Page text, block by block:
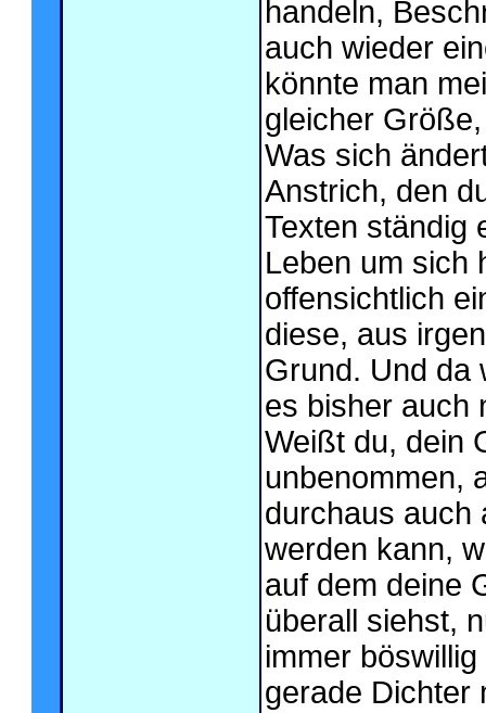
handeln,
auch wieder
könnte man
gleicher
Was sich
Anstrich, den
Texten ständig
Leben um sich
offensichtlich
diese, aus
Grund. Und da
es bisher auch
Weißt du, dein
unbenommen,
durchaus auch
werden kann,
auf dem deine
überall siehst,
immer
gerade Dichter